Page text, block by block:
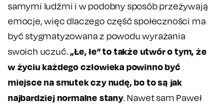
samymi ludźmi i w podobny sposób przeżywają
emocje, więc dlaczego część społeczności ma
być stygmatyzowana z powodu wyrażania
swoich uczuć.„Łe, łe” to także utwór o tym, że
w życiu każdego człowieka powinno być
miejsce na smutek czy nudę, bo to są jak
najbardziej normalne stany. Nawet sam Paweł